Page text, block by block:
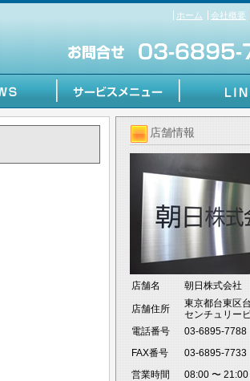
ホーム 会社概要
店舗情報
店舗名 朝日株式会社
店舗住所
東京都台東区
センチュリー
電話番号
03-6895-7788
FAX番号
03-6895-7733
営業時間
08:00 〜 21:00